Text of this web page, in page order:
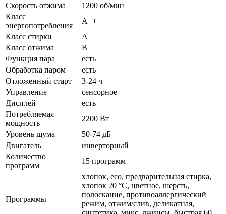
Скорость отжима
1200 об/мин
Класс
энергопотребления
А+++
Класс стирки
A
Класс отжима
B
Функция пара
есть
Обработка паром
есть
Отложенный старт
3-24 ч
Управление
сенсорное
Дисплей
есть
Потребляемая
мощность
2200 Вт
Уровень шума
50-74 дБ
Двигатель
инверторный
Количество
программ
15 программ
Программы
хлопок, eco, предварительная стирка,
хлопок 20 °C, цветное, шерсть,
полоскание, противоаллергический
режим, отжим/слив, деликатная,